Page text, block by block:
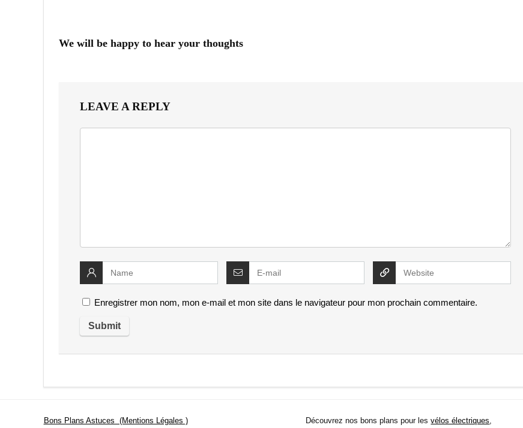
We will be happy to hear your thoughts
LEAVE A REPLY
Enregistrer mon nom, mon e-mail et mon site dans le navigateur pour mon prochain commentaire.
Bons Plans Astuces (Mentions Légales ) Découvrez nos bons plans pour lesvélos électriques,